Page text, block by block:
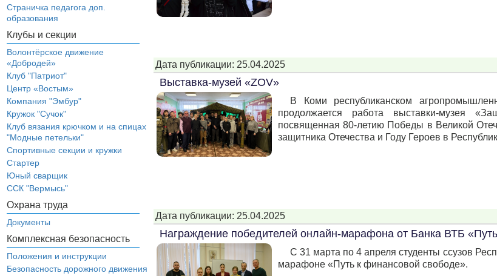
Страничка педагога доп.
образования
Клубы и секции
Волонтёрское движение
«Добродей»
Клуб "Патриот"
Центр «Востым»
Компания "Эмбур"
Кружок "Сучок"
Клуб вязания крючком и на спицах
"Модные петельки"
Спортивные секции и кружки
Стартер
Юный сварщик
ССК "Вермысь"
Охрана труда
Документы
Комплексная безопасность
Положения и инструкции
Безопасность дорожного движения
Дата публикации: 25.04.2025
Выставка-музей «ZOV»
В Коми республиканском
продолжается работа выставки-музея
посвященная 80-летию Победы в Великой
защитника Отечества и Году Героев в
Дата публикации: 25.04.2025
Награждение победителей онлайн-марафона от Банка ВТБ
С 31 марта по 4 апреля студенты ссузов
марафоне «Путь к финансовой свободе».